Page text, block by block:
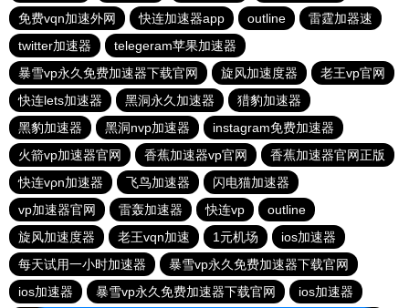
免费vqn加速外网
快连加速器app outline
雷霆加器速
twitter加速器
telegeram苹果加速器
暴雪vp永久免费加速器下载官网
旋风加速度器
老王vp官网
快连lets加速器
黑洞永久加速器
猎豹加速器
黑豹加速器
黑洞nvp加速器
instagram免费加速器
火箭vp加速器官网
香蕉加速器vp官网
香蕉加速器官网正版
快连vρn加速器
飞鸟加速器
闪电猫加速器
vp加速器官网
雷轰加速器 快连vp
outline
旋风加速度器
老王vqn加速 1元机场
ios加速器
每天试用一小时加速器
暴雪vp永久免费加速器下载官网
ios加速器
暴雪vp永久免费加速器下载官网 ios加速器